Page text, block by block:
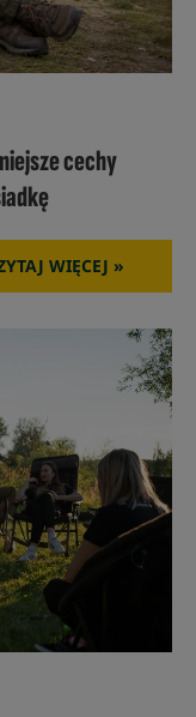
cechy
WIĘCEJ »